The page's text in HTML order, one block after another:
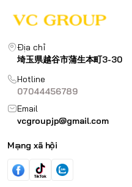
Địa chỉ
埼玉県越谷市蒲生本町3-30
Hotline
07044456789
Email
vcgroupjp@gmail.com
Mạng xã hội